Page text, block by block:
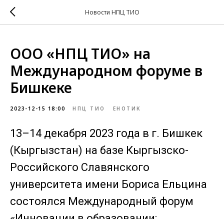
Новости НПЦ ТИО
ООО «НПЦ ТИО» на
Международном форуме в
Бишкеке
2023-12-15 18:00 НПЦ ТИО ЕНОТИК
13–14 декабря 2023 года в г. Бишкек
(Кыргызстан) на базе Кыргызско-
Российского Славянского
университета имени Бориса Ельцина
состоялся Международный форум